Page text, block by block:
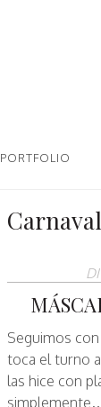
PORTFOLIO
Carnaval
Seguimos
toca el turno
las hice con